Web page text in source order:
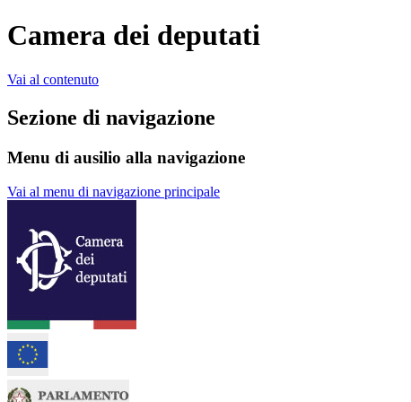
Camera dei deputati
Vai al contenuto
Sezione di navigazione
Menu di ausilio alla navigazione
Vai al menu di navigazione principale